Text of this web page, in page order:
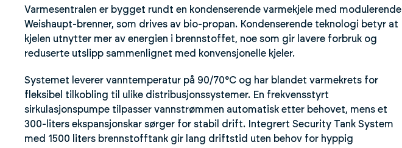
Varmesentralen er bygget rundt en kondenserende varmekjele med modulerende
Weishaupt-brenner, som drives av bio-propan. Kondenserende teknologi betyr at
kjelen utnytter mer av energien i brennstoffet, noe som gir lavere forbruk og
reduserte utslipp sammenlignet med konvensjonelle kjeler.
Systemet leverer vanntemperatur på 90/70°C og har blandet varmekrets for
fleksibel tilkobling til ulike distribusjonssystemer. En frekvensstyrt
sirkulasjonspumpe tilpasser vannstrømmen automatisk etter behovet, mens et
300-liters ekspansjonskar sørger for stabil drift. Integrert Security Tank System
med 1500 liters brennstofftank gir lang driftstid uten behov for hyppig